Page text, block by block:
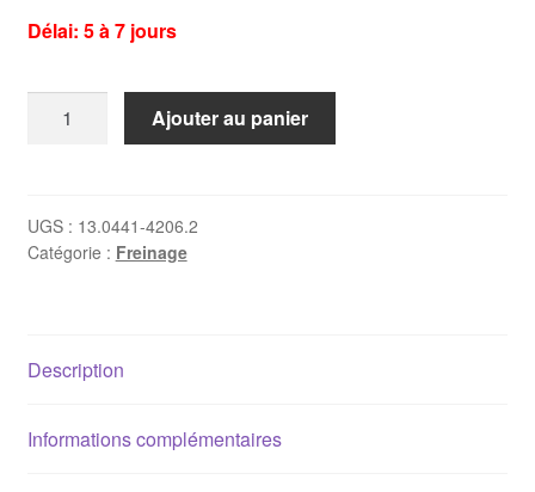
Délai: 5 à 7 jours
étriers
de
911
(1984-
Ajouter au panier
UGS : 13.0441-4206.2
Catégorie : Freinage
Description
Informations complémentaires